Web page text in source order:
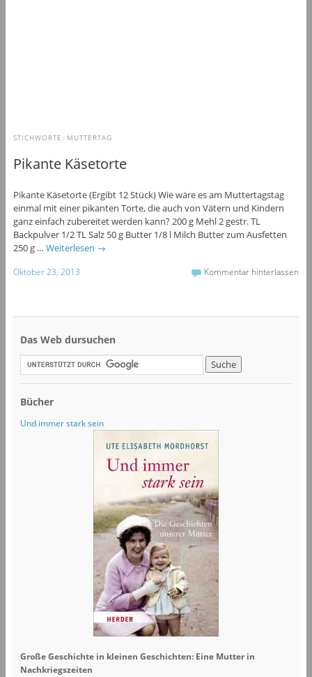
STICHWORTE: MUTTERTAG
Pikante Käsetorte
Pikante Käsetorte (Ergibt 12 Stück) Wie wäre es am Muttertagstag
einmal mit einer pikanten Torte, die auch von Vätern und Kindern
ganz einfach zubereitet werden kann? 200 g Mehl 2 gestr. TL
Backpulver 1/2 TL Salz 50 g Butter 1/8 l Milch Butter zum Ausfetten
250 g … Weiterlesen →
Oktober 23, 2013 Kommentar hinterlassen
Das Web dursuchen
Bücher
Und immer stark sein
Große Geschichte in kleinen Geschichten: Eine Mutter in
Nachkriegszeiten